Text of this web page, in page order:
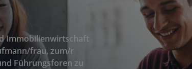
Immobilienwirtschaft
frau, zum/r
Führungsforen zu